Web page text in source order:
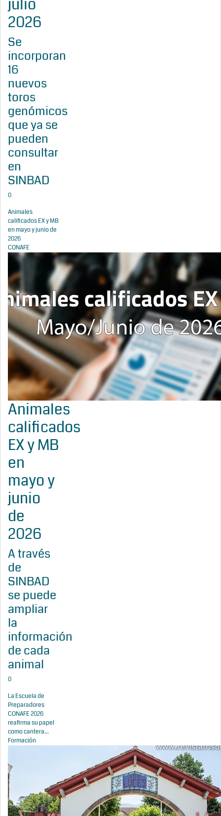
julio
2026
Se
incorporan
16
nuevos
toros
genómicos
que ya se
pueden
consultar
en
SINBAD
0
Animales
calificados EX y MB
en mayo y junio de
2026
CONAFE
Animales
calificados
EX y MB
en
mayo y
junio
de
2026
A través
de
SINBAD
se puede
ampliar
la
información
de cada
animal
0
La Escuela de
Preparadores
CONAFE 2026
reafirma su papel
como cantera...
Formación